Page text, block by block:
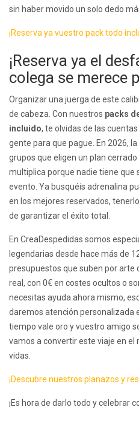
sin haber movido un solo dedo
¡Reserva ya vuestro pack todo
¡Reserva ya el
colega se merece
Organizar una juerga de este
de cabeza. Con nuestros packs
incluido, te olvidas de las
gente para que pague. En 2026,
grupos que eligen un plan
multiplica porque nadie tiene que
evento. Ya busquéis adrenalina
en los mejores reservados,
de garantizar el éxito total.
En CreaDespedidas somos
legendarias desde hace más de
presupuestos que suben por arte
real, con 0€ en costes ocultos o
necesitas ayuda ahora mismo,
daremos atención personalizada
tiempo vale oro y vuestro amigo
vamos a convertir este viaje en el
vidas.
¡Descubre nuestros planazos y
¡Es hora de darlo todo y celebrar